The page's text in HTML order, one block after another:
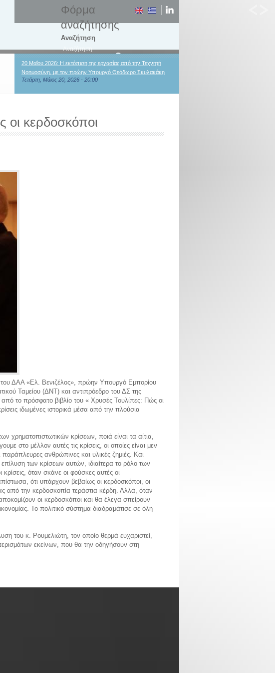
Φόρμα
αναζήτησης
Αναζήτηση
20 Μαΐου 2026: Η εκτόπιση της εργασίας από την Τεχνητή
Νοημοσύνη, με τον πρώην Υπουργό Θεόδωρο Σκυλακάκη
Τετάρτη, Μάιος 20, 2026 - 20:00
οι κερδοσκόποι
του ΔΑΑ «Ελ. Βενιζέλος», πρώην Υπουργό Εμπορίου
Ταμείου (ΔΝΤ) και αντιπρόεδρο του ΔΣ της
το πρόσφατο βιβλίο του « Χρυσές Τουλίπες: Πώς οι
ιδωμένες ιστορικά μέσα από την πλούσια
χρηματοπιστωτικών κρίσεων, ποιά είναι τα αίτια,
στο μέλλον αυτές τις κρίσεις, οι οποίες είναι μεν
ανθρώπινες και υλικές ζημιές. Και
των κρίσεων αυτών, ιδιαίτερα το ρόλο των
όταν σκάνε οι φούσκες αυτές οι
ότι υπάρχουν βεβαίως οι κερδοσκόποι, οι
από την κερδοσκοπία τεράστια κέρδη. Αλλά, όταν
οι κερδοσκόποι και θα έλεγα σπείρουν
Το πολιτικό σύστημα διαδραμάτισε σε όλη
του κ. Ρουμελιώτη, τον οποίο θερμά ευχαριστεί,
εκείνων, που θα την οδηγήσουν στη